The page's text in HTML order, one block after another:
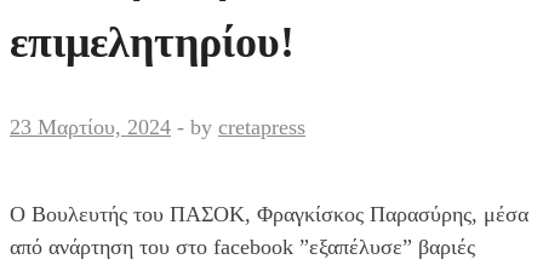
επιμελητηρίου!
23 Μαρτίου, 2024 - by cretapress
O Βουλευτής του ΠΑΣΟΚ, Φραγκίσκος Παρασύρης, μέσα
από ανάρτηση του στο facebook ”εξαπέλυσε” βαριές